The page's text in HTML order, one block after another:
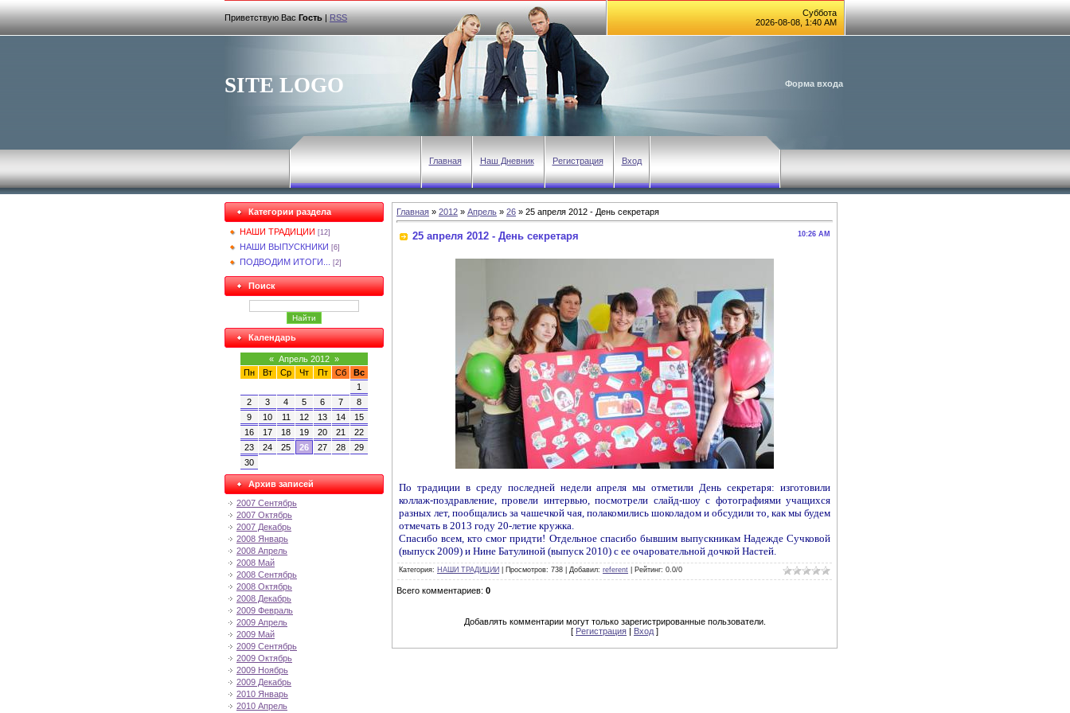
Приветствую Вас Гость|RSS
Суббота
2026-08-08, 1:40 AM
SITE LOGO Форма входа
Главная Наш Дневник Регистрация Вход
Категории раздела
НАШИ ТРАДИЦИИ [12]
НАШИ ВЫПУСКНИКИ [6]
ПОДВОДИМ ИТОГИ... [2]
Поиск
Календарь
« Апрель 2012 »
Пн
Вт Ср Чт Пт Сб
Вс
1
2
3 4 5 6 7
8
9
10 11 12 13 14
15
16
17 18 19 20 21
22
23
24 25 26 27 28
29
30
Архив записей
2007 Сентябрь
2007 Октябрь
2007 Декабрь
2008 Январь
2008 Апрель
2008 Май
2008 Сентябрь
2008 Октябрь
2008 Декабрь
2009 Февраль
2009 Апрель
2009 Май
2009 Сентябрь
2009 Октябрь
2009 Ноябрь
2009 Декабрь
2010 Январь
2010 Апрель
Главная » 2012 » Апрель » 26 » 25 апреля 2012 - День секретаря
10:26 AM
25 апреля 2012 - День секретаря
По традиции в среду последней недели апреля мы отметили День секретаря: изготовили
коллаж-поздравление, провели интервью, посмотрели слайд-шоу с фотографиями учащихся
разных лет, пообщались за чашечкой чая, полакомились шоколадом и обсудили то, как мы будем
отмечать в 2013 году 20-летие кружка.
Спасибо всем, кто смог придти! Отдельное спасибо бывшим выпускникам Надежде Сучковой
(выпуск 2009) и Нине Батулиной (выпуск 2010) с ее очаровательной дочкой Настей.
Категория: НАШИ ТРАДИЦИИ Просмотров: 738 | Добавил: referent Рейтинг: 0.0/0
Всего комментариев: 0
Добавлять комментарии могут только зарегистрированные пользователи.
[ Регистрация | Вход ]